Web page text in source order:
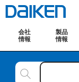
会社
情報
製品
情報